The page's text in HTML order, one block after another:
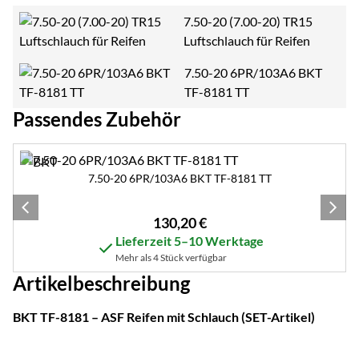
7.50-20 (7.00-20) TR15
Luftschlauch für Reifen
7.50-20 6PR/103A6 BKT
TF-8181 TT
Passendes Zubehör
Zubehör überspringen
7.50-20 6PR/103A6 BKT TF-8181 TT
130,20€
Lieferzeit 5–10 Werktage
Mehr als 4 Stück verfügbar
Artikelbeschreibung
BKT TF-8181 – ASF Reifen mit Schlauch (SET-Artikel)